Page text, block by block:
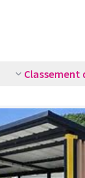
Classement